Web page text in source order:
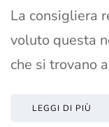
La consigliera
voluto questa
che si trovano
LEGGI DI PIÙ